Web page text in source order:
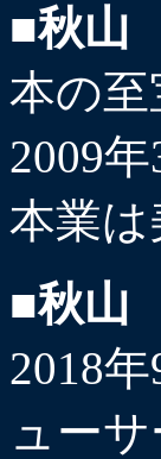
■秋山
本の至
2009
本業は
■秋山
2018
ュー